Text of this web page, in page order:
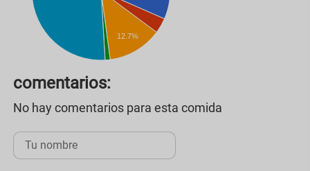
12.7%
comentarios:
No hay comentarios para esta comida